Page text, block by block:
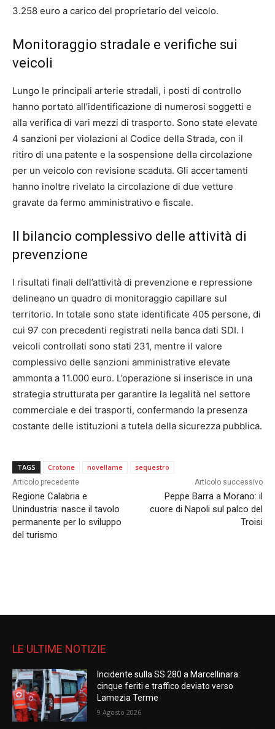
3.258 euro a carico del proprietario del veicolo.
Monitoraggio stradale e verifiche sui
veicoli
Lungo le principali arterie stradali, i posti di controllo
hanno portato all’identificazione di numerosi soggetti e
alla verifica di vari mezzi di trasporto. Sono state elevate
4 sanzioni per violazioni al Codice della Strada, con il
ritiro di una patente e la sospensione della circolazione
per un veicolo con revisione scaduta. Gli accertamenti
hanno inoltre rivelato la circolazione di due vetture
gravate da fermo amministrativo e fiscale.
Il bilancio complessivo delle attività di
prevenzione
I risultati finali dell’attività di prevenzione e repressione
delineano un quadro di monitoraggio capillare sul
territorio. In totale sono state identificate 405 persone, di
cui 97 con precedenti registrati nella banca dati SDI. I
veicoli controllati sono stati 231, mentre il valore
complessivo delle sanzioni amministrative elevate
ammonta a 11.000 euro. L’operazione si inserisce in una
strategia strutturata per garantire la legalità nel settore
commerciale e dei trasporti, confermando la presenza
costante delle istituzioni a tutela della sicurezza pubblica.
TAGS Crotone novellame sequestro
Articolo precedente
Regione Calabria e
Unindustria: nasce il tavolo
permanente per lo sviluppo
del turismo
Articolo successivo
Peppe Barra a Morano: il
cuore di Napoli sul palco del
Troisi
LE ULTIME NOTIZIE
Incidente sulla SS 280 a Marcellinara:
cinque feriti e traffico deviato verso
Lamezia Terme
9 Agosto 2026